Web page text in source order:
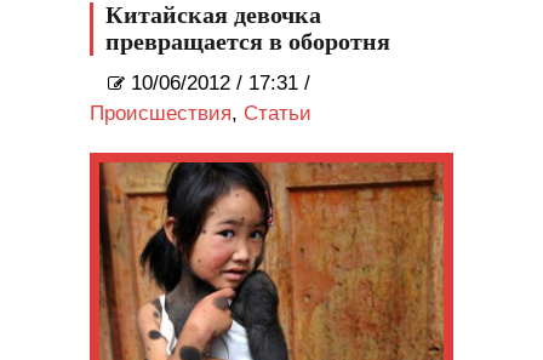
Китайская девочка
превращается в оборотня
10/06/2012 / 17:31 /
Происшествия, Статьи